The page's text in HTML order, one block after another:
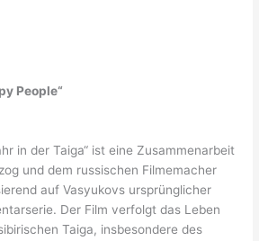
People“
in der Taiga“ ist eine Zusammenarbeit
und dem russischen Filmemacher
auf Vasyukovs ursprünglicher
Der Film verfolgt das Leben
Taiga, insbesondere des